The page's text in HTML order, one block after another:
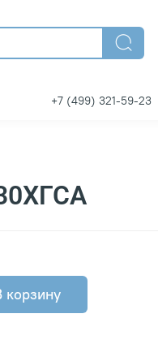
+7 (499) 321-59-23
корзину